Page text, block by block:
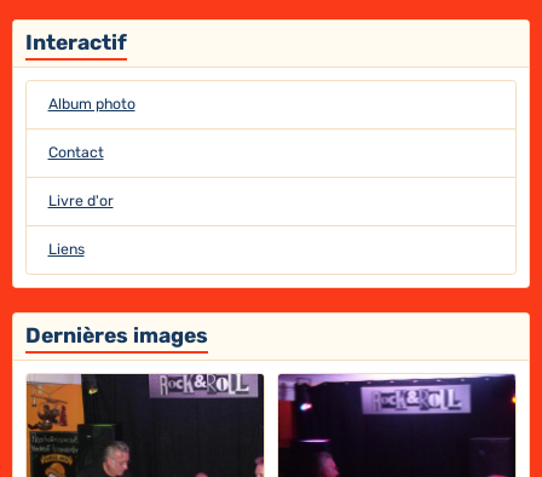
Interactif
Album photo
Contact
Livre d'or
Liens
Dernières images